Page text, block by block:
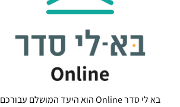
בא לי סדר Online הוא היעד המושלם עבורכם